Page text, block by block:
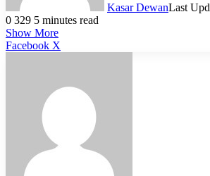
Kasar DewanLast
0 329 5 minutes read
Show More
Facebook X